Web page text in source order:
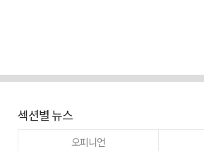
섹션별 뉴스
오피니언